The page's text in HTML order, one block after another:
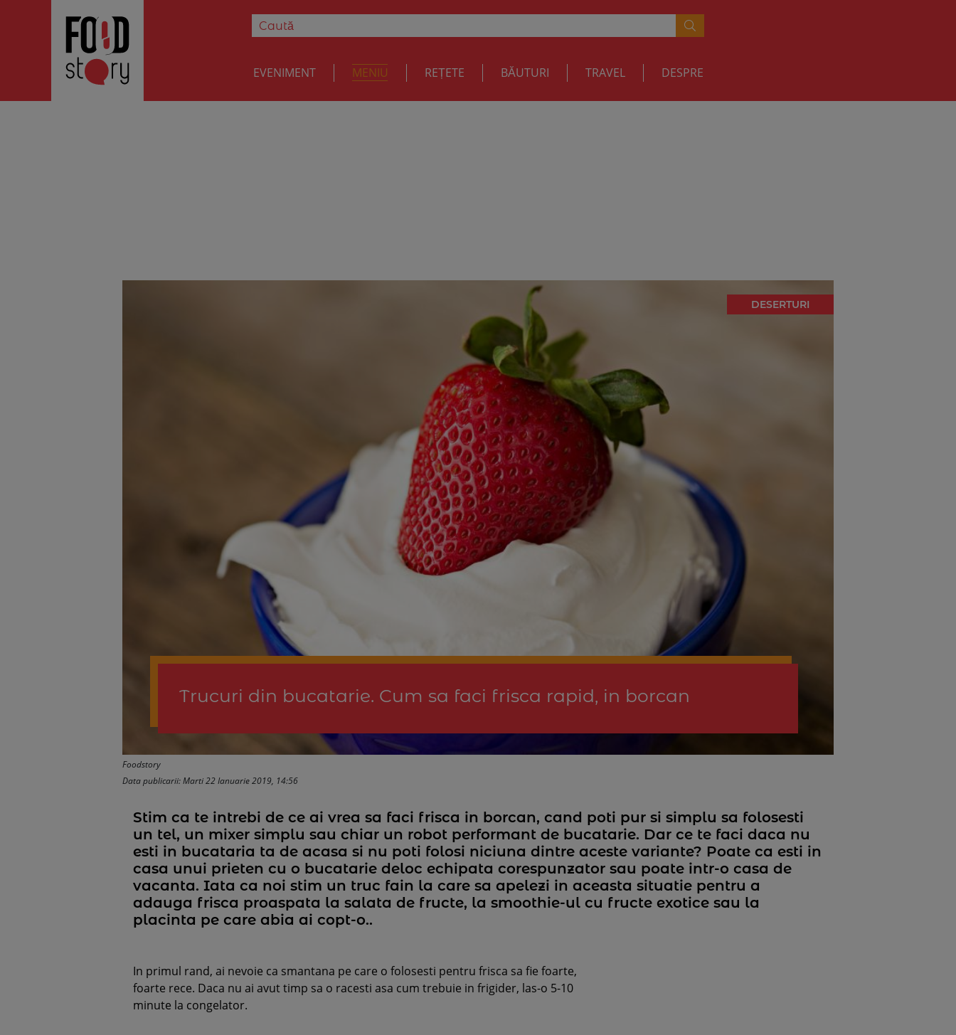
EVENIMENT MENIU REȚETE BĂUTURI TRAVEL DESPRE
DESERTURI
Trucuri din bucatarie. Cum sa faci frisca rapid, in borcan
Foodstory
Data publicarii: Marti 22 Ianuarie 2019, 14:56
Stim ca te intrebi de ce ai vrea sa faci frisca in borcan, cand poti pur si simplu sa folosesti
un tel, un mixer simplu sau chiar un robot performant de bucatarie. Dar ce te faci daca nu
esti in bucataria ta de acasa si nu poti folosi niciuna dintre aceste variante? Poate ca esti in
casa unui prieten cu o bucatarie deloc echipata corespunzator sau poate intr-o casa de
vacanta. Iata ca noi stim un truc fain la care sa apelezi in aceasta situatie pentru a
adauga frisca proaspata la salata de fructe, la smoothie-ul cu fructe exotice sau la
placinta pe care abia ai copt-o..
In primul rand, ai nevoie ca smantana pe care o folosesti pentru frisca sa fie foarte,
foarte rece. Daca nu ai avut timp sa o racesti asa cum trebuie in frigider, las-o 5-10
minute la congelator.